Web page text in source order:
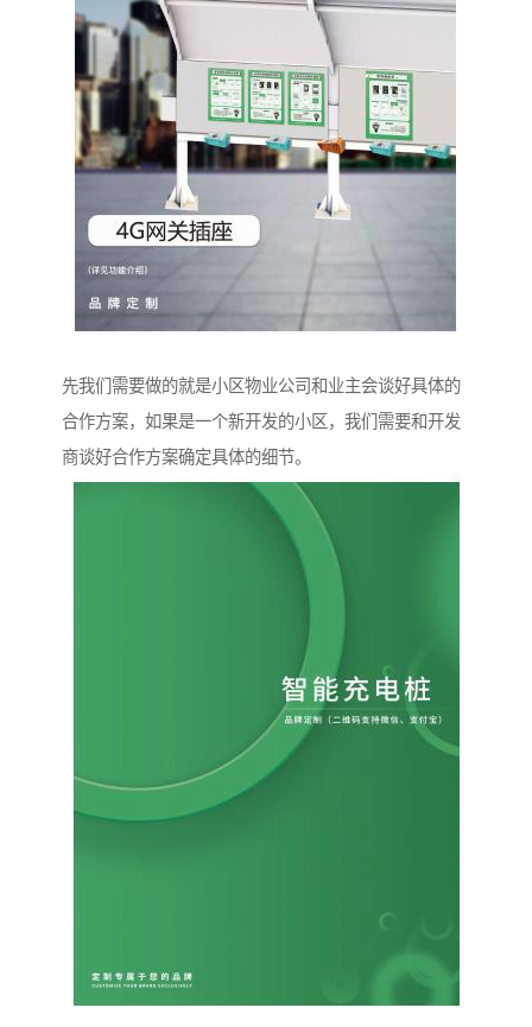
先我们需要做的就是小区物业公司和业主会谈好具体的
合作方案，如果是一个新开发的小区，我们需要和开发
商谈好合作方案确定具体的细节。